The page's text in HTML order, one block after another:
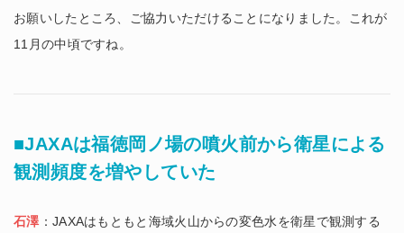
お願いしたところ、ご協力いただけることになりました。これが
11月の中頃ですね。
■JAXAは福徳岡ノ場の噴火前から衛星による
観測頻度を増やしていた
石澤 ：JAXAはもともと海域火山からの変色水を衛星で観測する